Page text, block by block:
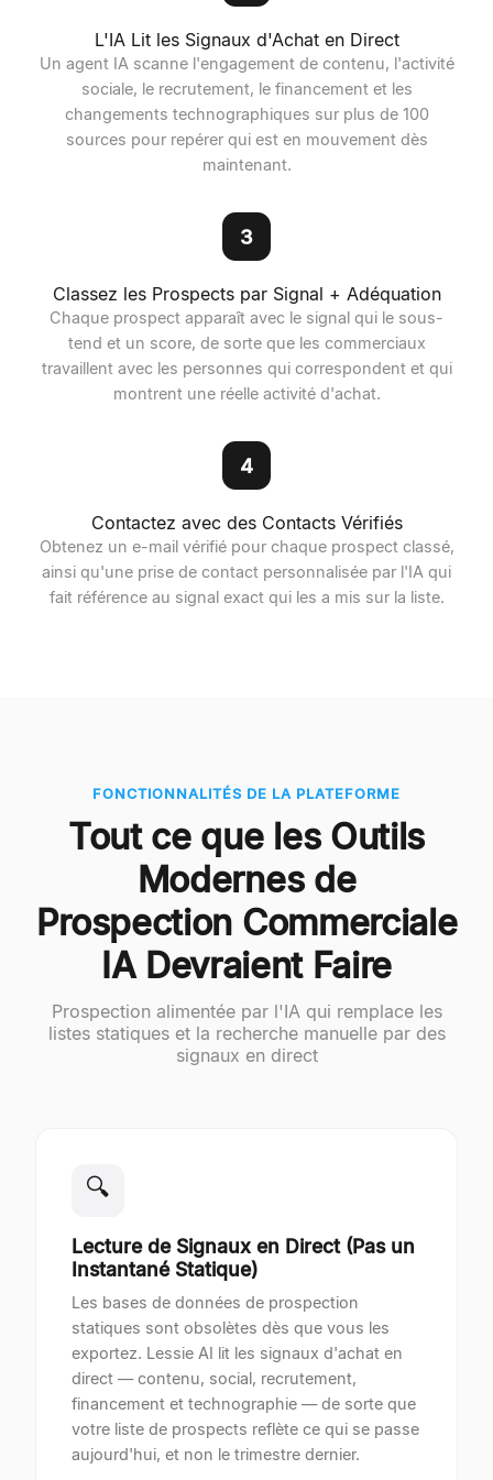
L'IA Lit les Signaux d'Achat en Direct
Un agent IA scanne l'engagement de contenu, l'activité
sociale, le recrutement, le financement et les
changements technographiques sur plus de 100
sources pour repérer qui est en mouvement dès
maintenant.
3
Classez les Prospects par Signal + Adéquation
Chaque prospect apparaît avec le signal qui le sous-
tend et un score, de sorte que les commerciaux
travaillent avec les personnes qui correspondent et qui
montrent une réelle activité d'achat.
4
Contactez avec des Contacts Vérifiés
Obtenez un e-mail vérifié pour chaque prospect classé,
ainsi qu'une prise de contact personnalisée par l'IA qui
fait référence au signal exact qui les a mis sur la liste.
FONCTIONNALITÉS DE LA PLATEFORME
Tout ce que les Outils
Modernes de
Prospection Commerciale
IA Devraient Faire
Prospection alimentée par l'IA qui remplace les
listes statiques et la recherche manuelle par des
signaux en direct
🔍
Lecture de Signaux en Direct (Pas un
Instantané Statique)
Les bases de données de prospection
statiques sont obsolètes dès que vous les
exportez. Lessie AI lit les signaux d'achat en
direct — contenu, social, recrutement,
financement et technographie — de sorte que
votre liste de prospects reflète ce qui se passe
aujourd'hui, et non le trimestre dernier.